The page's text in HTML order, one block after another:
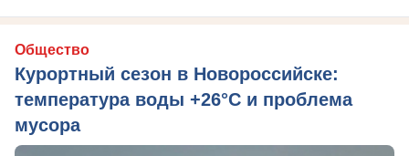
Общество
Курортный сезон в Новороссийске:
температура воды +26°C и проблема
мусора